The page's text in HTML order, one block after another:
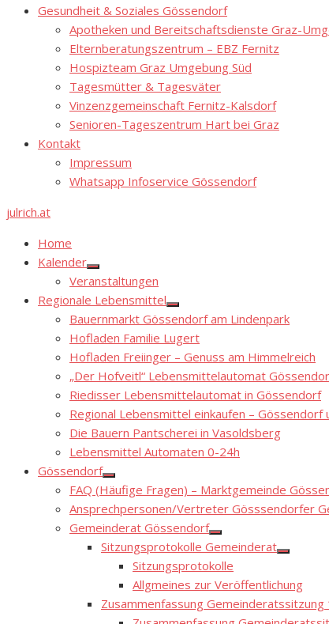
Gesundheit & Soziales Gössendorf
Apotheken und Bereitschaftsdienste Graz-
Elternberatungszentrum – EBZ Fernitz
Hospizteam Graz Umgebung Süd
Tagesmütter & Tagesväter
Vinzenzgemeinschaft Fernitz-Kalsdorf
Senioren-Tageszentrum Hart bei Graz
Kontakt
Impressum
Whatsapp Infoservice Gössendorf
julrich.at
Home
Kalender
Show
sub
menu
Veranstaltungen
Regionale Lebensmittel
Show
sub
menu
Bauernmarkt Gössendorf am Lindenpark
Hofladen Familie Lugert
Hofladen Freiinger – Genuss am Himmelreich
„Der Hofveitl“ Lebensmittelautomat
Riedisser Lebensmittelautomat in Gössendorf
Regional Lebensmittel einkaufen – Gössendorf
Die Bauern Pantscherei in Vasoldsberg
Lebensmittel Automaten 0-24h
Gössendorf
Show
sub
menu
FAQ (Häufige Fragen) – Marktgemeinde
Ansprechpersonen/Vertreter Gösssendorfer
Gemeinderat Gössendorf
Show
sub
menu
Sitzungsprotokolle Gemeinderat
Show
menu
Sitzungsprotokolle
Allgmeines zur Veröffentlichung
Zusammenfassung Gemeinderatssitzung